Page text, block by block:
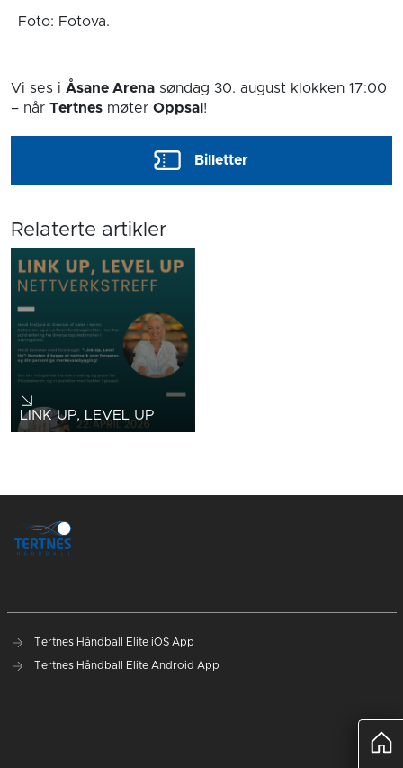
Foto: Fotova.
Vi ses i Åsane Arena søndag 30. august klokken 17:00
– når Tertnes møter Oppsal !
Billetter
Relaterte artikler
LINK UP, LEVEL UP
Tertnes Håndball Elite iOS App
Tertnes Håndball Elite Android App